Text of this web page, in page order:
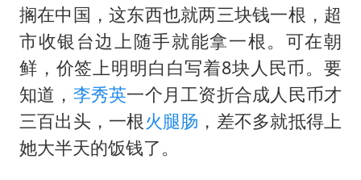
中方公布5项对美反制措施
男子出狱前8天被改判死缓
四预警齐发！双台风影响多个海域
13岁少年白天写作业晚上夜市炒粉
搁在中国，这东西也就两三块钱一根，超
市收银台边上随手就能拿一根。可在朝
鲜，价签上明明白白写着8块人民币。要
知道， 李秀英一个月工资折合成人民币才
三百出头，一根火腿肠 ，差不多就抵得上
她大半天的饭钱了。